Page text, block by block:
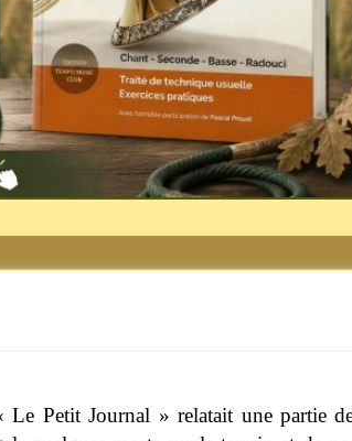
Petit Journal » relatait une partie